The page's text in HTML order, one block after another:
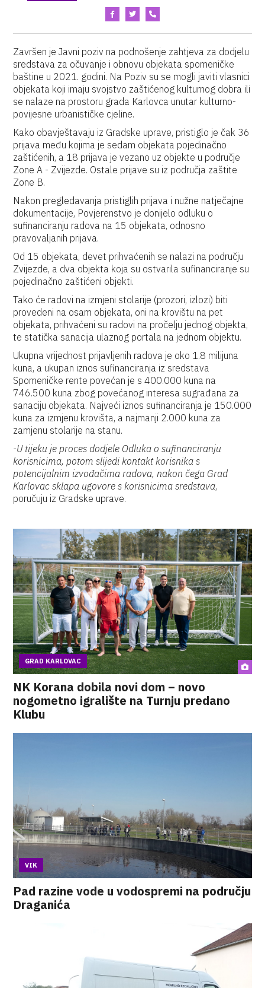
Završen je Javni poziv na podnošenje zahtjeva za dodjelu
sredstava za očuvanje i obnovu objekata spomeničke
baštine u 2021. godini. Na Poziv su se mogli javiti vlasnici
objekata koji imaju svojstvo zaštićenog kulturnog dobra ili
se nalaze na prostoru grada Karlovca unutar kulturno-
povijesne urbanističke cjeline.
Kako obavještavaju iz Gradske uprave, pristiglo je čak 36
prijava među kojima je sedam objekata pojedinačno
zaštićenih, a 18 prijava je vezano uz objekte u područje
Zone A - Zvijezde. Ostale prijave su iz područja zaštite
Zone B.
Nakon pregledavanja pristiglih prijava i nužne natječajne
dokumentacije, Povjerenstvo je donijelo odluku o
sufinanciranju radova na 15 objekata, odnosno
pravovaljanih prijava.
Od 15 objekata, devet prihvaćenih se nalazi na području
Zvijezde, a dva objekta koja su ostvarila sufinanciranje su
pojedinačno zaštićeni objekti.
Tako će radovi na izmjeni stolarije (prozori, izlozi) biti
provedeni na osam objekata, oni na krovištu na pet
objekata, prihvaćeni su radovi na pročelju jednog objekta,
te statička sanacija ulaznog portala na jednom objektu.
Ukupna vrijednost prijavljenih radova je oko 1.8 milijuna
kuna, a ukupan iznos sufinanciranja iz sredstava
Spomeničke rente povećan je s 400.000 kuna na
746.500 kuna zbog povećanog interesa sugrađana za
sanaciju objekata. Najveći iznos sufinanciranja je 150.000
kuna za izmjenu krovišta, a najmanji 2.000 kuna za
zamjenu stolarije na stanu.
-U tijeku je proces dodjele Odluka o sufinanciranju
korisnicima, potom slijedi kontakt korisnika s
potencijalnim izvođačima radova, nakon čega Grad
Karlovac sklapa ugovore s korisnicima sredstava,
poručuju iz Gradske uprave.
GRAD KARLOVAC
NK Korana dobila novi dom – novo
nogometno igralište na Turnju predano
Klubu
VIK
Pad razine vode u vodospremi na području
Draganića